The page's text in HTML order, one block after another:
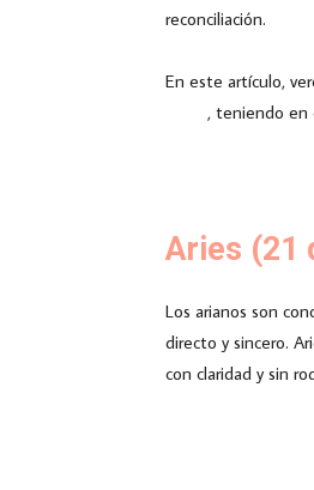
reconciliación.
En este artículo,
, teniendo en
Aries (21
Los arianos son
directo y sincero.
con claridad y sin